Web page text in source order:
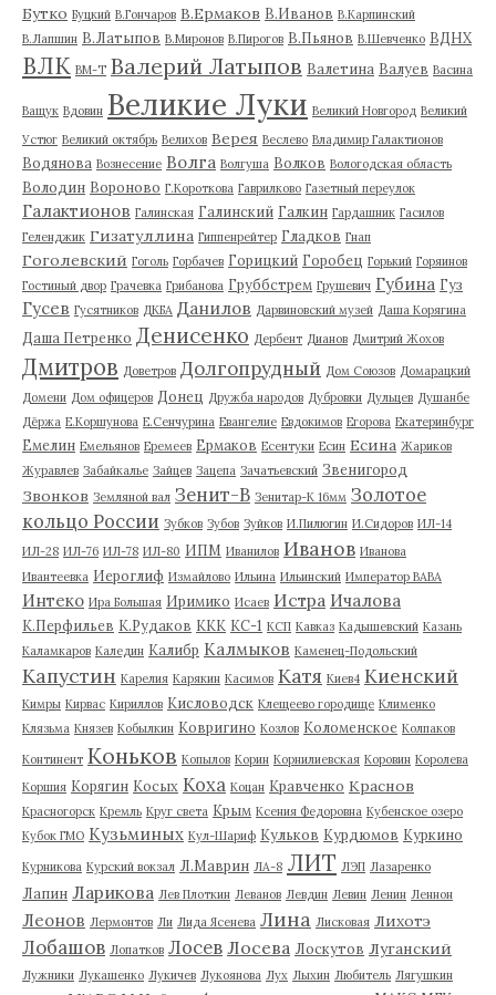
Бутко Буцкий В.Гончаров В.Ермаков В.Иванов В.Карпинский
В.Лапшин В.Латыпов В.Миронов В.Пирогов В.Пьянов В.Шевченко ВДНХ
ВЛК ВМ-Т Валерий Латыпов Валетина Валуев Васина
Ващук Вдовин Великие Луки Великий Новгород Великий
Устюг Великий октябрь Велихов Верея Веслево Владимир Галактионов
Водянова Вознесение Волга Волгуша Волков Вологодская область
Володин Вороново Г.Короткова Гаврилково Газетный переулок
Галактионов Галинская Галинский Галкин Гардашник Гасилов
Геленджик Гизатуллина Гиппенрейтер Гладков Гнап
Гоголевский Гоголь Горбачев Горицкий Горобец Горький Горяинов
Гостиный двор Грачевка Грибанова Груббстрем Грушевич Губина Гуз
Гусев Гусятников ДКБА Данилов Дарвиновский музей Даша Корягина
Даша Петренко Денисенко Дербент Дианов Дмитрий Жохов
Дмитров Доветров Долгопрудный Дом Союзов Домарацкий
Домени Дом офицеров Донец Дружба народов Дубровки Дульцев Душанбе
Дёржа Е.Коршунова Е.Сенчурина Евангелие Евдокимов Егорова Екатеринбург
Емелин Емельянов Еремеев Ермаков Есентуки Есин Есина Жариков
Журавлев Забайкалье Зайцев Зацепа Зачатьевский Звенигород
Звонков Земляной вал Зенит-В Зенитар-К 16мм Золотое
кольцо России Зубков Зубов Зуйков И.Пилюгин И.Сидоров ИЛ-14
ИЛ-28 ИЛ-76 ИЛ-78 ИЛ-80 ИПМ Иванилов Иванов Иванова
Ивантеевка Иероглиф Измайлово Ильина Ильинский Император ВАВА
Интеко Ира Большая Иримико Исаев Истра Ичалова
К.Перфильев К.Рудаков ККК КС-1 КСП Кавказ Кадышевский Казань
Каламкаров Каледин Калибр Калмыков Каменец-Подольский
Капустин Карелия Карякин Касимов Катя Киев4 Киенский
Кимры Кирвас Кириллов Кисловодск Клещеево городище Клименко
Клязьма Князев Кобылкин Ковригино Козлов Коломенское Колпаков
Континент Коньков Копылов Корин Корнилиевская Коровин Королева
Коршия Корягин Косых Коха Коцан Кравченко Краснов
Красногорск Кремль Круг света Крым Ксения Федоровна Кубенское озеро
Кубок ГМО Кузьминых Кул-Шариф Кульков Курдюмов Куркино
Курникова Курский вокзал Л.Маврин ЛА-8 ЛИТ ЛЭП Лазаренко
Лапин Ларикова Лев Плоткин Леванов Левдин Левин Ленин Леннон
Леонов Лермонтов Ли Лида Ясенева Лина Лисковая Лихотэ
Лобашов Лопатков Лосев Лосева Лоскутов Луганский
Лужники Лукашенко Лукичев Лукоянова Лух Лыхин Любитель Лягушкин